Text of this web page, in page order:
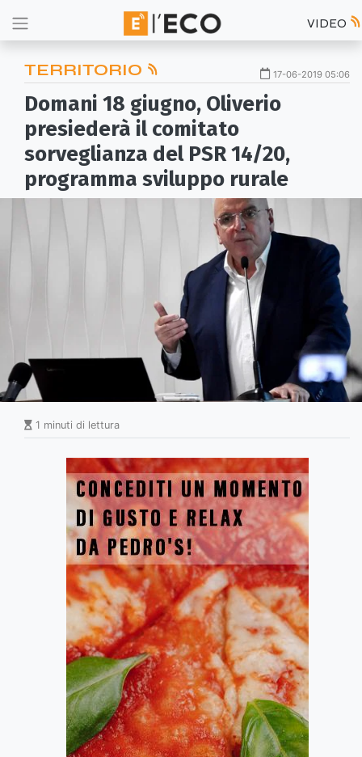
VIDEO
TERRITORIO 17-06-2019 05:06
Domani 18 giugno, Oliverio
presiederà il comitato
sorveglianza del PSR 14/20,
programma sviluppo rurale
1 minuti di lettura